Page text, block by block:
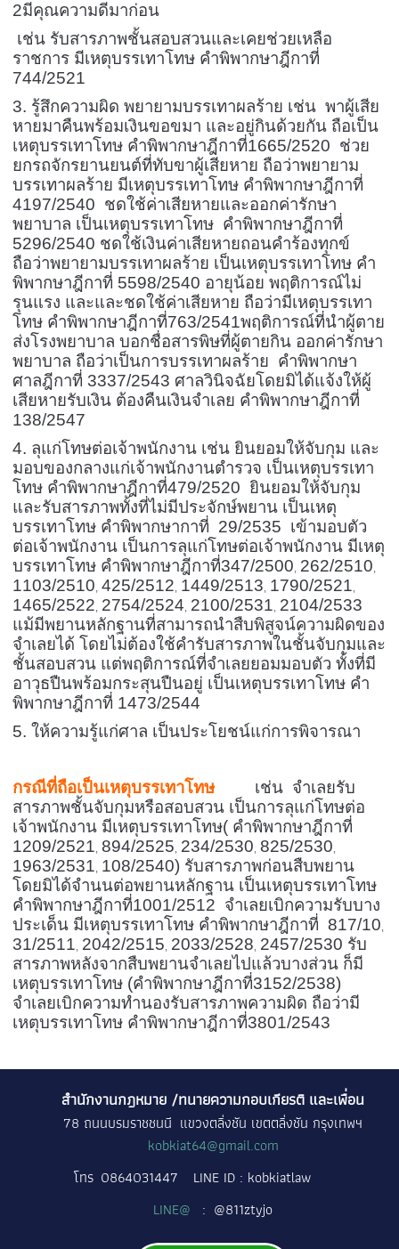
2มีคุณความดีมาก่อน
เช่น รับสารภาพชั้นสอบสวนและเคยช่วยเหลือ
ราชการ มีเหตุบรรเทาโทษ คำพิพากษาฎีกาที่
744/2521
3. รู้สึกความผิด พยายามบรรเทาผลร้าย เช่น พาผู้เสีย
หายมาคืนพร้อมเงินขอขมา และอยู่กินด้วยกัน ถือเป็น
เหตุบรรเทาโทษ คำพิพากษาฎีกาที่1665/2520 ช่วย
ยกรถจักรยานยนต์ที่ทับขาผู้เสียหาย ถือว่าพยายาม
บรรเทาผลร้าย มีเหตุบรรเทาโทษ คำพิพากษาฎีกาที่
4197/2540 ชดใช้ค่าเสียหายและออกค่ารักษา
พยาบาล เป็นเหตุบรรเทาโทษ คำพิพากษาฎีกาที่
5296/2540 ชดใช้เงินค่าเสียหายถอนคำร้องทุกข์
ถือว่าพยายามบรรเทาผลร้าย เป็นเหตุบรรเทาโทษ คำ
พิพากษาฎีกาที่ 5598/2540 อายุน้อย พฤติการณ์ไม่
รุนแรง และและชดใช้ค่าเสียหาย ถือว่ามีเหตุบรรเทา
โทษ คำพิพากษาฎีกาที่763/2541พฤติการณ์ที่นำผู้ตาย
ส่งโรงพยาบาล บอกชื่อสารพิษที่ผู้ตายกิน ออกค่ารักษา
พยาบาล ถือว่าเป็นการบรรเทาผลร้าย คำพิพากษา
ศาลฎีกาที่ 3337/2543 ศาลวินิจฉัยโดยมิได้แจ้งให้ผู้
เสียหายรับเงิน ต้องคืนเงินจำเลย คำพิพากษาฎีกาที่
138/2547
4. ลุแก่โทษต่อเจ้าพนักงาน เช่น ยินยอมให้จับกุม และ
มอบของกลางแก่เจ้าพนักงานตำรวจ เป็นเหตุบรรเทา
โทษ คำพิพากษาฎีกาที่479/2520 ยินยอมให้จับกุม
และรับสารภาพทั้งที่ไม่มีประจักษ์พยาน เป็นเหตุ
บรรเทาโทษ คำพิพากษากาที่ 29/2535 เข้ามอบตัว
ต่อเจ้าพนักงาน เป็นการลุแก่โทษต่อเจ้าพนักงาน มีเหตุ
บรรเทาโทษ คำพิพากษาฎีกาที่347/2500, 262/2510,
1103/2510,425/2512, 1449/2513, 1790/2521,
1465/2522, 2754/2524, 2100/2531, 2104/2533
แม้มีพยานหลักฐานที่สามารถนำสืบพิสูจน์ความผิดของ
จำเลยได้ โดยไม่ต้องใช้คำรับสารภาพในชั้นจับกุมและ
ชั้นสอบสวน แต่พฤติการณ์ที่จำเลยยอมมอบตัว ทั้งที่มี
อาวุธปืนพร้อมกระสุนปืนอยู่ เป็นเหตุบรรเทาโทษ คำ
พิพากษาฎีกาที่ 1473/2544
5. ให้ความรู้แก่ศาล เป็นประโยชน์แก่การพิจารณา
กรณีที่ถือเป็นเหตุบรรเทาโทษ
เช่น จำเลยรับ
สารภาพชั้นจับกุมหรือสอบสวน เป็นการลุแก่โทษต่อ
เจ้าพนักงาน มีเหตุบรรเทาโทษ( คำพิพากษาฎีกาที่
1209/2521,894/2525, 234/2530,825/2530,
1963/2531, 108/2540) รับสารภาพก่อนสืบพยาน
โดยมิได้จำนนต่อพยานหลักฐาน เป็นเหตุบรรเทาโทษ
คำพิพากษาฎีกาที่1001/2512 จำเลยเบิกความรับบาง
ประเด็น มีเหตุบรรเทาโทษ คำพิพากษาฎีกาที่ 817/10,
31/2511, 2042/2515, 2033/2528, 2457/2530 รับ
สารภาพหลังจากสืบพยานจำเลยไปแล้วบางส่วน ก็มี
เหตุบรรเทาโทษ (คำพิพากษาฎีกาที่3152/2538)
จำเลยเบิกความทำนองรับสารภาพความผิด ถือว่ามี
เหตุบรรเทาโทษ คำพิพากษาฎีกาที่3801/2543
สำนักงานกฎหมาย /ทนายความกอบเกียรติ และเพื่อน
78 ถนนบรมราชชนนี แขวงตลิ่งชัน เขตตลิ่งชัน กรุงเทพฯ
kobkiat64@gmail.com
โทร 0864031447
LINE ID : kobkiatlaw
LINE@ : @811ztyjo